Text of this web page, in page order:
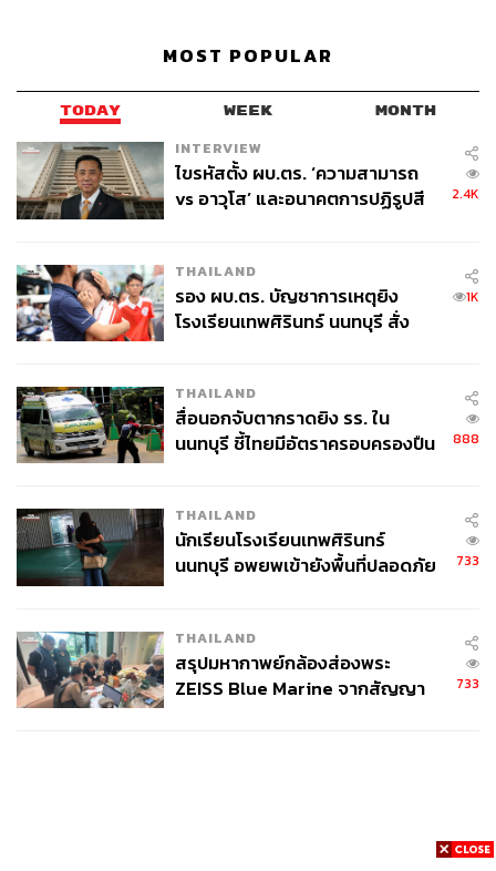
MOST POPULAR
TODAY WEEK MONTH
INTERVIEW
ไขรหัสตั้ง ผบ.ตร. ‘ความสามารถ
vs อาวุโส’ และอนาคตการปฏิรูปสี
2.4K
THAILAND
รอง ผบ.ตร. บัญชาการเหตุยิง
โรงเรียนเทพศิรินทร์ นนทบุรี สั่ง
1K
THAILAND
สื่อนอกจับตากราดยิง รร. ใน
นนทบุรี ชี้ไทยมีอัตราครอบครองปืน
888
THAILAND
นักเรียนโรงเรียนเทพศิรินทร์
นนทบุรี อพยพเข้ายังพื้นที่ปลอดภัย
733
THAILAND
สรุปมหากาพย์กล้องส่องพระ
ZEISS Blue Marine จากสัญญา
733